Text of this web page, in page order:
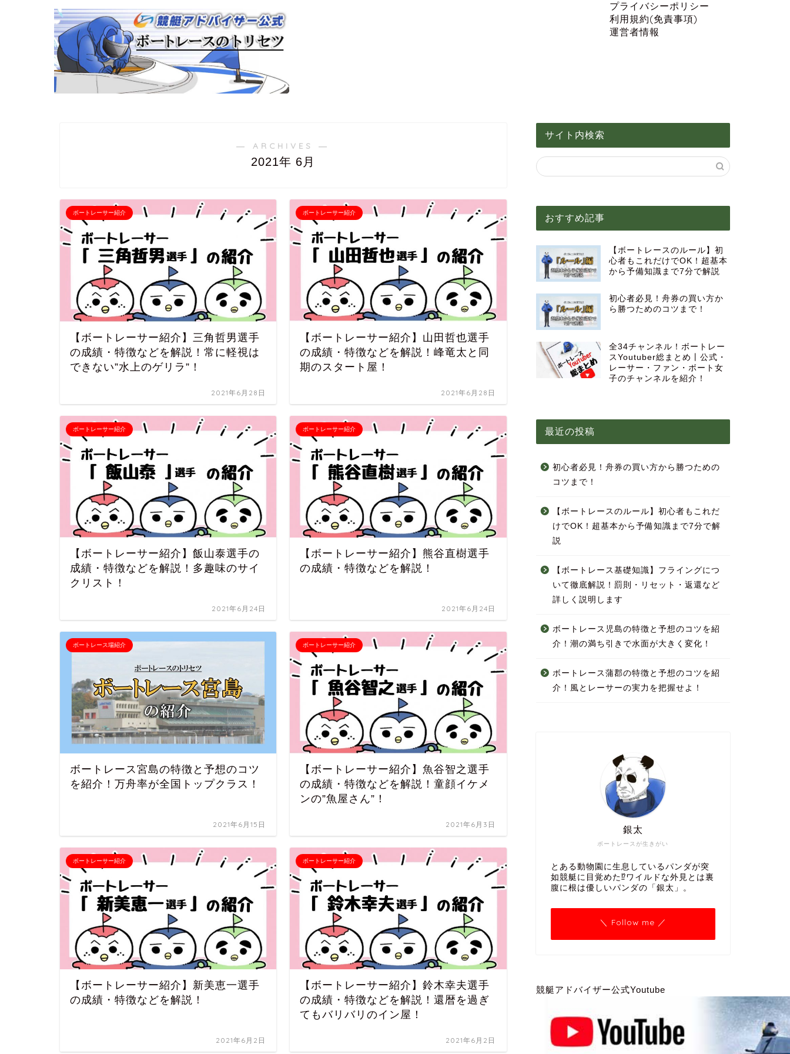
プライバシーポリシー
利用規約(免責事項)
運営者情報
― ARCHIVES ―
2021年 6月
ボートレーサー紹介
【ボートレーサー紹介】三角哲男選手
の成績・特徴などを解説！常に軽視は
できない”水上のゲリラ”！
2021年6月28日
ボートレーサー紹介
【ボートレーサー紹介】山田哲也選手
の成績・特徴などを解説！峰竜太と同
期のスタート屋！
2021年6月28日
ボートレーサー紹介
【ボートレーサー紹介】飯山泰選手の
成績・特徴などを解説！多趣味のサイ
クリスト！
2021年6月24日
ボートレーサー紹介
【ボートレーサー紹介】熊谷直樹選手
の成績・特徴などを解説！
2021年6月24日
ボートレース場紹介
ボートレース宮島の特徴と予想のコツ
を紹介！万舟率が全国トップクラス！
2021年6月15日
ボートレーサー紹介
【ボートレーサー紹介】魚谷智之選手
の成績・特徴などを解説！童顔イケメ
ンの”魚屋さん”！
2021年6月3日
ボートレーサー紹介
【ボートレーサー紹介】新美恵一選手
の成績・特徴などを解説！
2021年6月2日
ボートレーサー紹介
【ボートレーサー紹介】鈴木幸夫選手
の成績・特徴などを解説！還暦を過ぎ
てもバリバリのイン屋！
2021年6月2日
サイト内検索
おすすめ記事
【ボートレースのルール】初
心者もこれだけでOK！超基本
から予備知識まで7分で解説
初心者必見！舟券の買い方か
ら勝つためのコツまで！
全34チャンネル！ボートレー
スYoutuber総まとめ丨公式・
レーサー・ファン・ボート女
子のチャンネルを紹介！
最近の投稿
初心者必見！舟券の買い方から勝つための
コツまで！
【ボートレースのルール】初心者もこれだ
けでOK！超基本から予備知識まで7分で解
説
【ボートレース基礎知識】フライングにつ
いて徹底解説！罰則・リセット・返還など
詳しく説明します
ボートレース児島の特徴と予想のコツを紹
介！潮の満ち引きで水面が大きく変化！
ボートレース蒲郡の特徴と予想のコツを紹
介！風とレーサーの実力を把握せよ！
ボートレースが生きがい
銀太
とある動物園に生息しているパンダが突
如競艇に目覚めた⁉ワイルドな外見とは裏
腹に根は優しいパンダの「銀太」。
＼ Follow me ／
競艇アドバイザー公式Youtube